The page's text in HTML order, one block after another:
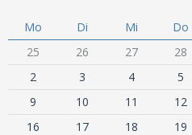
Mo Di Mi Do
25
26 27 28
2
3 4 5
9
10 11 12
16
17 18 19